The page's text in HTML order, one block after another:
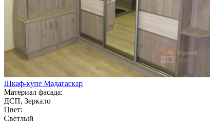
Шкаф-купе Мадагаскар
Материал фасада:
ДСП, Зеркало
Цвет:
Светлый